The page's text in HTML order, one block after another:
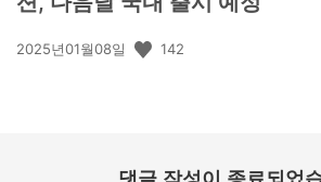
공
2025년01월08일 142